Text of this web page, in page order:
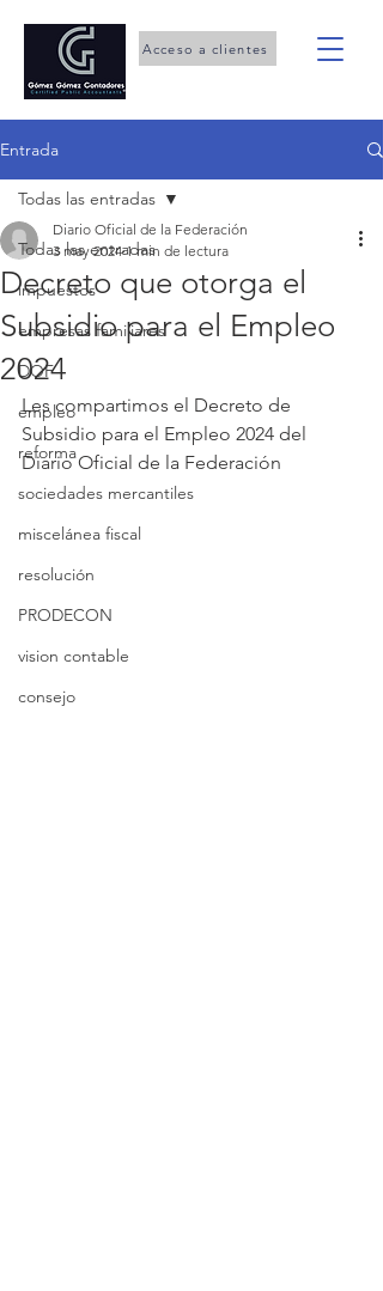
Acceso a clientes
Entrada
Todas las entradas
impuestos
empresas familiares
DOF
empleo
reforma
sociedades mercantiles
miscelánea fiscal
resolución
PRODECON
vision contable
consejo
Todas las entradas
Decreto que otorga el
Subsidio para el Empleo
2024
Diario Oficial de la Federación
3 may 2024 1 min de lectura
Les compartimos el Decreto de
Subsidio para el Empleo 2024 del
Diario Oficial de la Federación